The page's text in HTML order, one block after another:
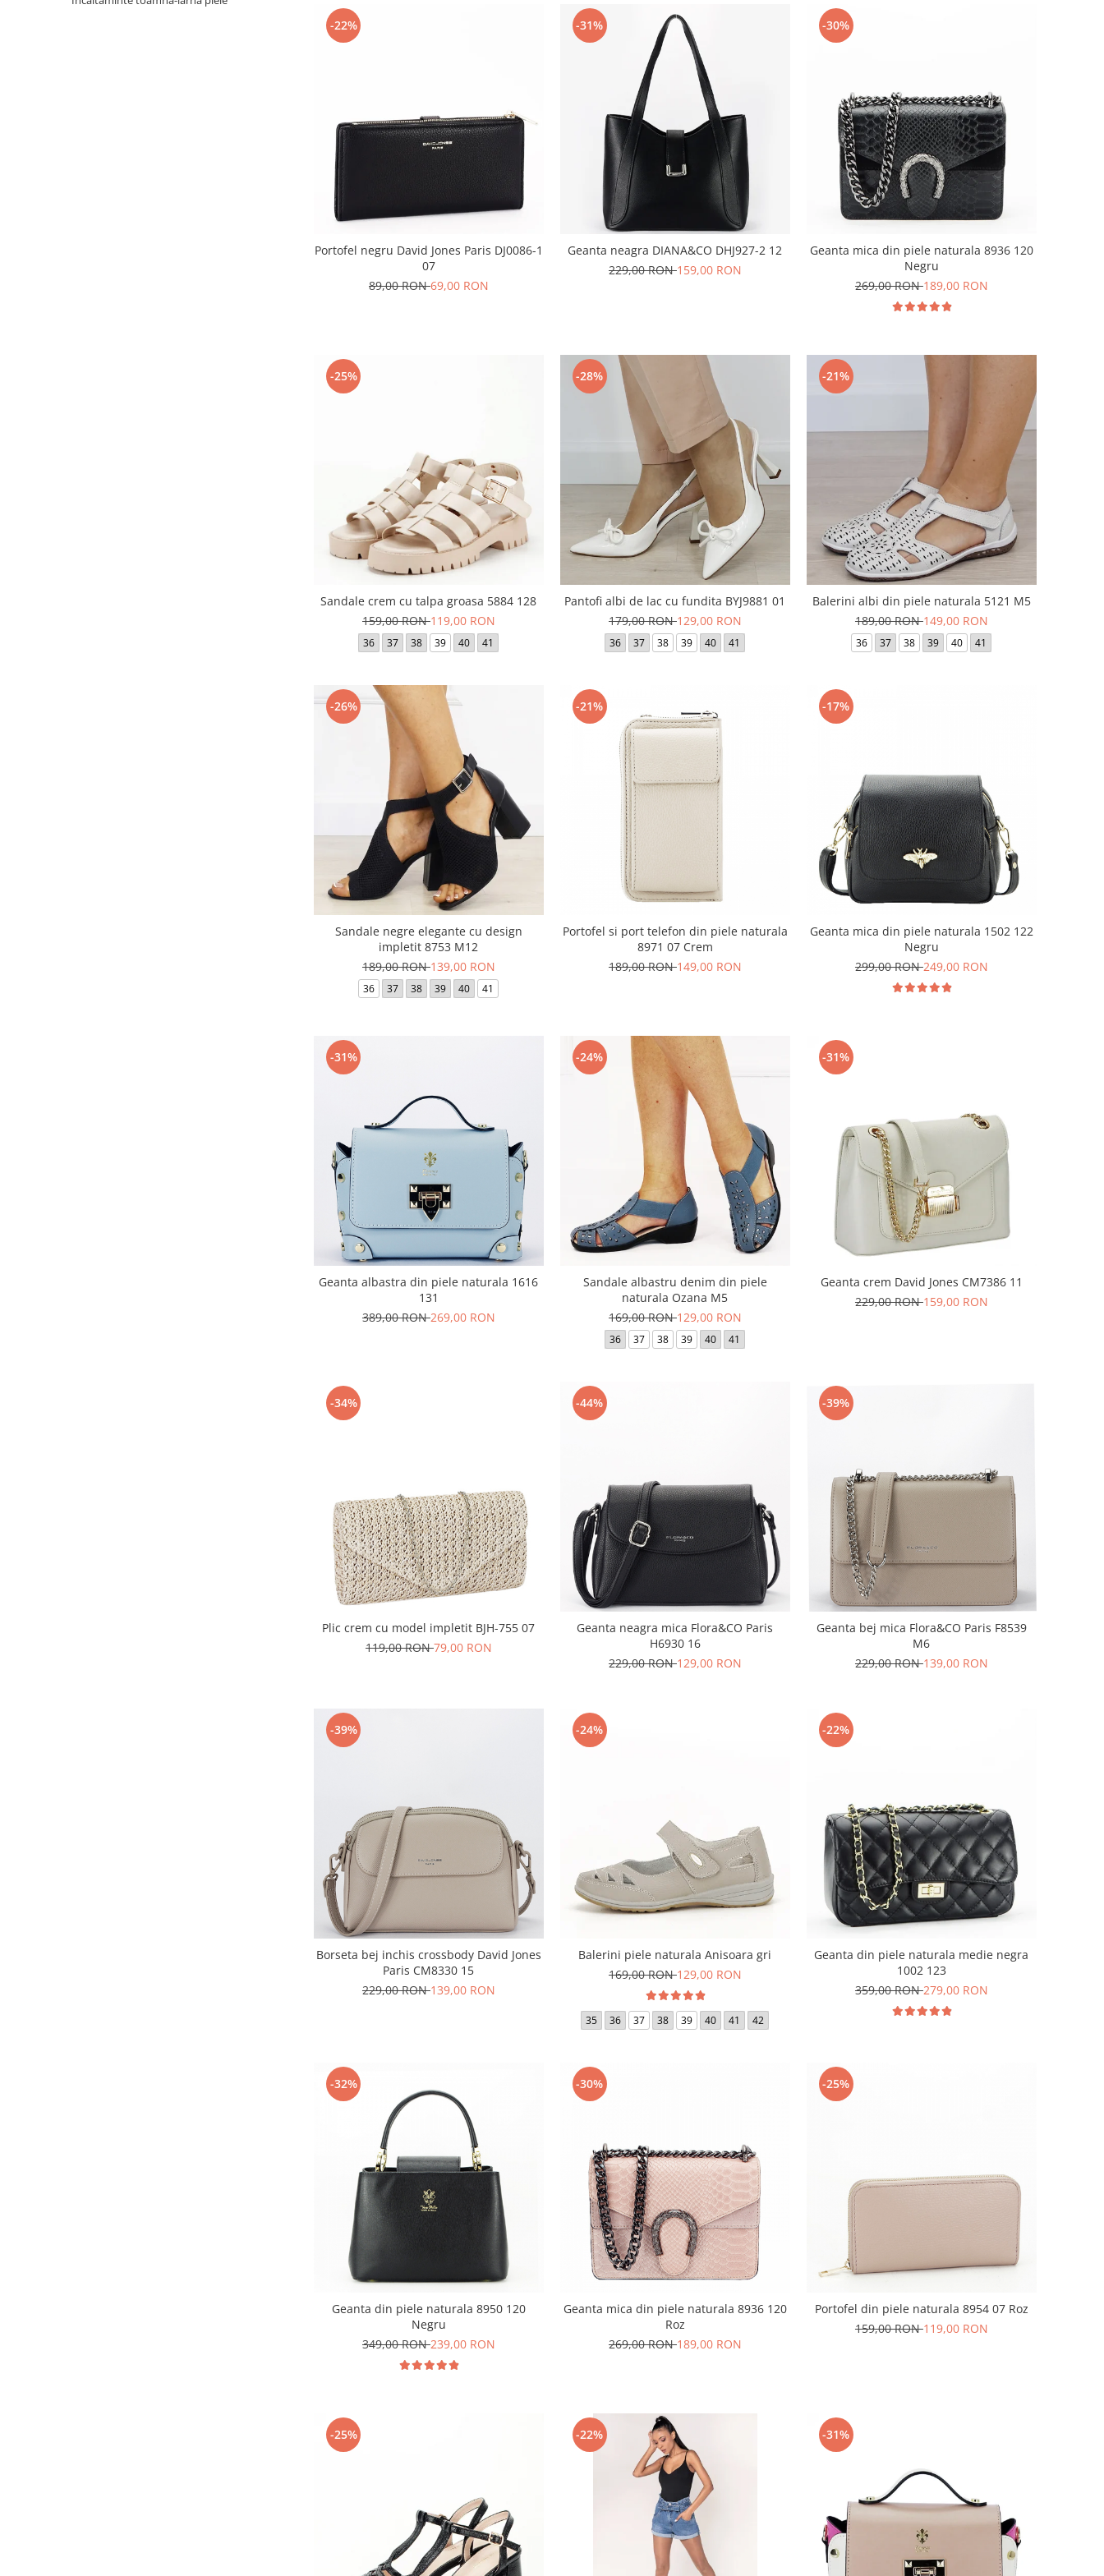
Incaltamine primavara-vara piele
-22%
Portofel negru David Jones Paris DJ0086-1
07
89,00 RON69,00 RON
-31%
Geanta neagra DIANA&CO DHJ927-2 12
229,00 RON159,00 RON
-30%
Geanta mica din piele naturala 8936 120
Negru
269,00 RON189,00 RON
-25%
Sandale crem cu talpa groasa 5884 128
159,00 RON119,00 RON
36 37 38 39 40 41
-28%
Pantofi albi de lac cu fundita BYJ9881 01
179,00 RON129,00 RON
36 37 38 39 40 41
-21%
Balerini albi din piele naturala 5121 M5
189,00 RON149,00 RON
36 37 38 39 40 41
-26%
Sandale negre elegante cu design
impletit 8753 M12
189,00 RON139,00 RON
36 37 38 39 40 41
-21%
Portofel si port telefon din piele naturala
8971 07 Crem
189,00 RON149,00 RON
-17%
Geanta mica din piele naturala 1502 122
Negru
299,00 RON249,00 RON
-31%
Geanta albastra din piele naturala 1616
131
389,00 RON269,00 RON
-24%
Sandale albastru denim din piele
naturala Ozana M5
169,00 RON129,00 RON
36 37 38 39 40 41
-31%
Geanta crem David Jones CM7386 11
229,00 RON159,00 RON
-34%
Plic crem cu model impletit BJH-755 07
119,00 RON79,00 RON
-44%
Geanta neagra mica Flora&CO Paris
H6930 16
229,00 RON129,00 RON
-39%
Geanta bej mica Flora&CO Paris F8539
M6
229,00 RON139,00 RON
-39%
Borseta bej inchis crossbody David Jones
Paris CM8330 15
229,00 RON139,00 RON
-24%
Balerini piele naturala Anisoara gri
169,00 RON129,00 RON
35 36 37 38 39 40 41 42
-22%
Geanta din piele naturala medie negra
1002 123
359,00 RON279,00 RON
-32%
Geanta din piele naturala 8950 120
Negru
349,00 RON239,00 RON
-30%
Geanta mica din piele naturala 8936 120
Roz
269,00 RON189,00 RON
-25%
Portofel din piele naturala 8954 07 Roz
159,00 RON119,00 RON
-25% -22% -31%